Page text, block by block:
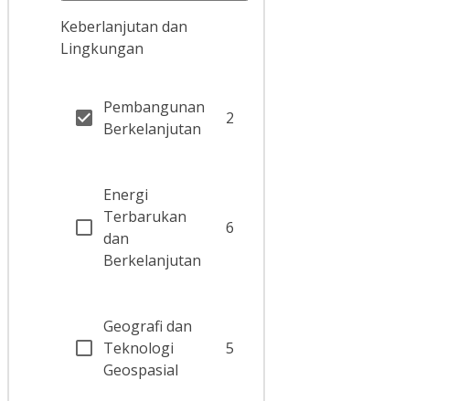
Keberlanjutan dan
Lingkungan
Pembangunan
Berkelanjutan
2
Energi
Terbarukan
dan
Berkelanjutan
6
Geografi dan
Teknologi
Geospasial
5